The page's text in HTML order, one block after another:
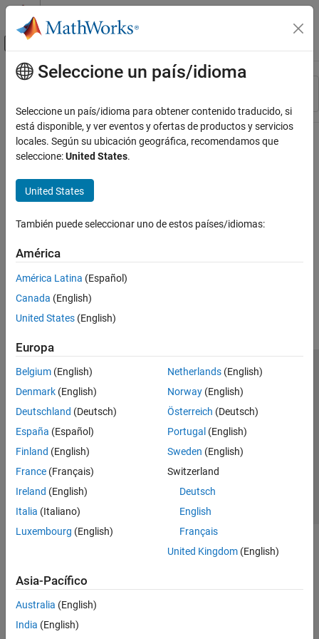
Saltar al contenido
Mostrar/ocultar menú de navegación
Recurso
Contenido principal
Seleccione un país/idioma
Seleccione un país/idioma para obtener contenido traducido, si
está disponible, y ver eventos y ofertas de productos y servicios
locales. Según su ubicación geográfica, recomendamos que
seleccione:United States.
United States
También puede seleccionar uno de estos países/idiomas:
América
América Latina (Español)
Canada (English)
United States (English)
Europa
Belgium (English)
Denmark (English)
Deutschland (Deutsch)
España (Español)
Finland (English)
France (Français)
Ireland (English)
Italia (Italiano)
Luxembourg (English)
Netherlands(English)
Norway(English)
Österreich (Deutsch)
Portugal (English)
Sweden (English)
Switzerland
Deutsch
English
Français
United Kingdom(English)
Asia-Pacífico
Australia (English)
India (English)
Centro de confianza
Marcas comerciales
Política de privacidad
Antipiratería
Estado de las aplicaciones
Información de contacto
© 1994-2026 The MathWorks, Inc.
Seleccione un país/